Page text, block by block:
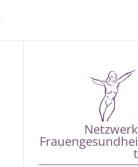
Netzwerk
Frauengesundhei
t